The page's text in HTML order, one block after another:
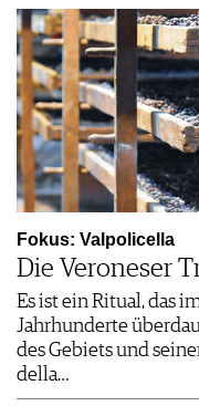
Fokus: Valpolicella
Die Veroneser
Es ist ein Ritual, das
Jahrhunderte
des Gebiets und
della…